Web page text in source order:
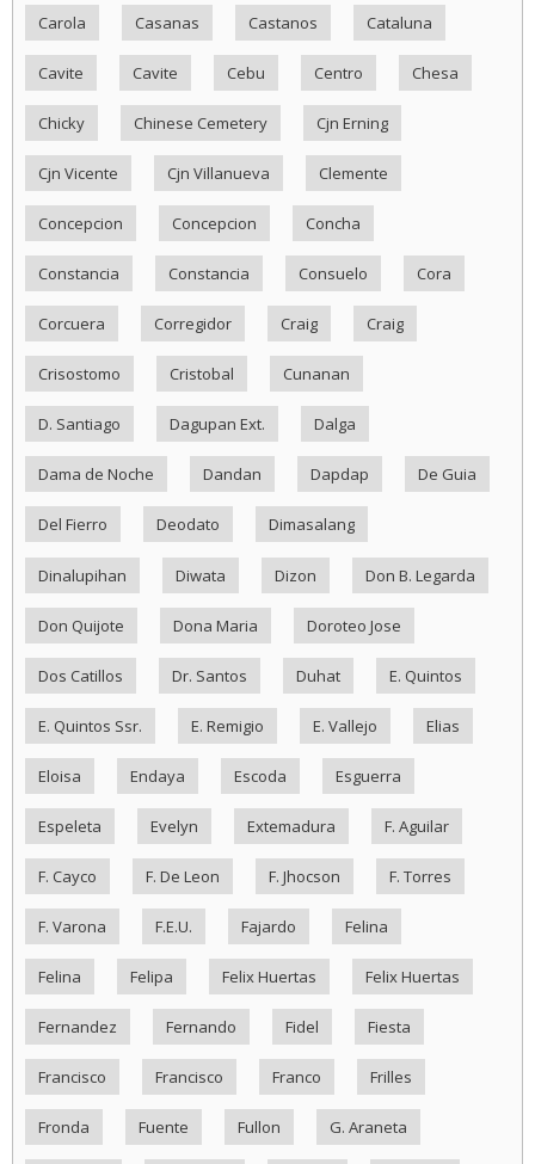
Carola Casanas Castanos Cataluna
Cavite Cavite Cebu Centro Chesa
Chicky Chinese Cemetery Cjn Erning
Cjn Vicente Cjn Villanueva Clemente
Concepcion Concepcion Concha
Constancia Constancia Consuelo Cora
Corcuera Corregidor Craig Craig
Crisostomo Cristobal Cunanan
D. Santiago Dagupan Ext. Dalga
Dama de Noche Dandan Dapdap De Guia
Del Fierro Deodato Dimasalang
Dinalupihan Diwata Dizon Don B. Legarda
Don Quijote Dona Maria Doroteo Jose
Dos Catillos Dr. Santos Duhat E. Quintos
E. Quintos Ssr. E. Remigio E. Vallejo Elias
Eloisa Endaya Escoda Esguerra
Espeleta Evelyn Extemadura F. Aguilar
F. Cayco F. De Leon F. Jhocson F. Torres
F. Varona F.E.U. Fajardo Felina
Felina Felipa Felix Huertas Felix Huertas
Fernandez Fernando Fidel Fiesta
Francisco Francisco Franco Frilles
Fronda Fuente Fullon G. Araneta